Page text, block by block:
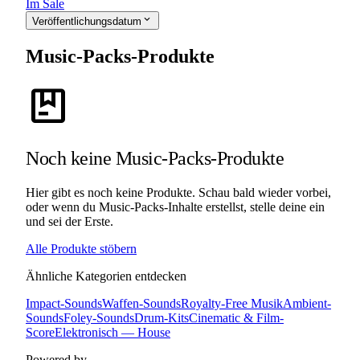
Im Sale
Veröffentlichungsdatum expand_more
Music-Packs-Produkte
package
Noch keine Music-Packs-Produkte
Hier gibt es noch keine Produkte. Schau bald wieder vorbei,
oder wenn du Music-Packs-Inhalte erstellst, stelle deine ein
und sei der Erste.
Alle Produkte stöbern
Ähnliche Kategorien entdecken
Impact-SoundsWaffen-SoundsRoyalty-Free MusikAmbient-
SoundsFoley-SoundsDrum-KitsCinematic & Film-
ScoreElektronisch — House